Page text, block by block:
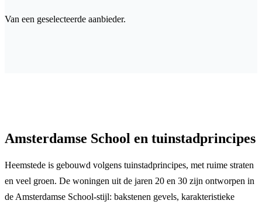
Van een geselecteerde aanbieder.
Amsterdamse School en tuinstadprincipes
Heemstede is gebouwd volgens tuinstadprincipes, met ruime straten
en veel groen. De woningen uit de jaren 20 en 30 zijn ontworpen in
de Amsterdamse School-stijl: bakstenen gevels, karakteristieke